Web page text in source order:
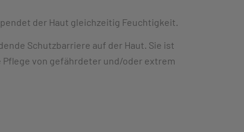
der Haut gleichzeitig Feuchtigkeit.
Schutzbarriere auf der Haut. Sie ist
von gefährdeter und/oder extrem